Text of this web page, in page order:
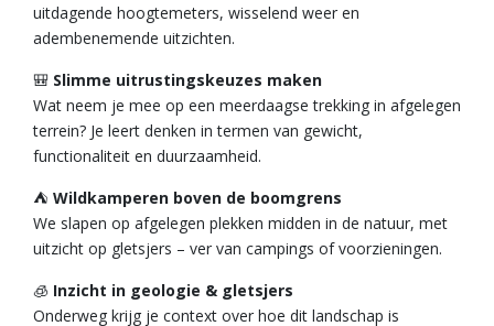
uitdagende hoogtemeters, wisselend weer en
adembenemende uitzichten.
🎒 Slimme uitrustingskeuzes maken
Wat neem je mee op een meerdaagse trekking in afgelegen
terrein? Je leert denken in termen van gewicht,
functionaliteit en duurzaamheid.
⛺️ Wildkamperen boven de boomgrens
We slapen op afgelegen plekken midden in de natuur, met
uitzicht op gletsjers – ver van campings of voorzieningen.
🧊 Inzicht in geologie & gletsjers
Onderweg krijg je context over hoe dit landschap is